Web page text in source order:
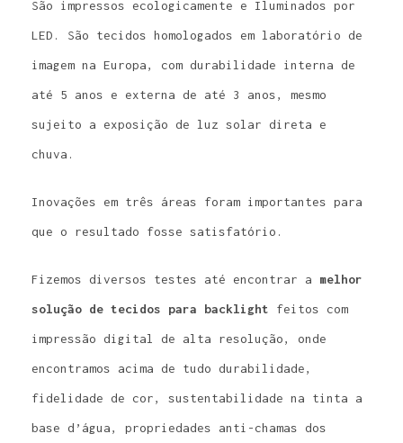
São impressos ecologicamente e Iluminados por
LED. São tecidos homologados em laboratório de
imagem na Europa, com durabilidade interna de
até 5 anos e externa de até 3 anos, mesmo
sujeito a exposição de luz solar direta e
chuva.
Inovações em três áreas foram importantes para
que o resultado fosse satisfatório.
Fizemos diversos testes até encontrar a melhor
solução de tecidos para backlight feitos com
impressão digital de alta resolução, onde
encontramos acima de tudo durabilidade,
fidelidade de cor, sustentabilidade na tinta a
base d’água, propriedades anti-chamas dos